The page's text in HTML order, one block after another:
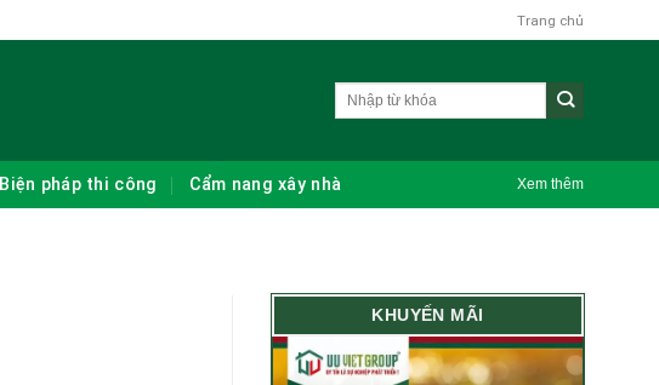
Trang chủ
Biện pháp thi công Cẩm nang xây nhà Xem thêm
KHUYẾN MÃI